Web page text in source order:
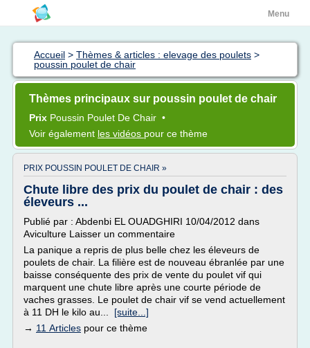
Menu
Accueil > Thèmes & articles : elevage des poulets >
poussin poulet de chair
Thèmes principaux sur poussin poulet de chair
Prix Poussin Poulet De Chair •
Voir également les vidéos pour ce thème
PRIX POUSSIN POULET DE CHAIR »
Chute libre des prix du poulet de chair : des
éleveurs ...
Publié par : Abdenbi EL OUADGHIRI 10/04/2012 dans
Aviculture Laisser un commentaire
La panique a repris de plus belle chez les éleveurs de
poulets de chair. La filière est de nouveau ébranlée par une
baisse conséquente des prix de vente du poulet vif qui
marquent une chute libre après une courte période de
vaches grasses. Le poulet de chair vif se vend actuellement
à 11 DH le kilo au... [suite...]
→ 11 Articles pour ce thème